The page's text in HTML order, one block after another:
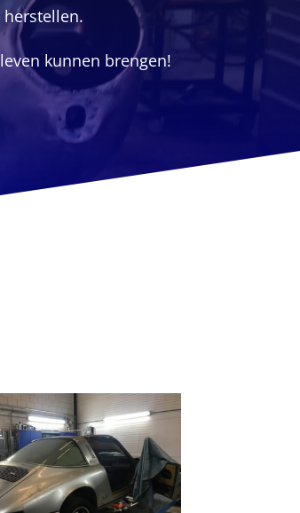
kunnen brengen!